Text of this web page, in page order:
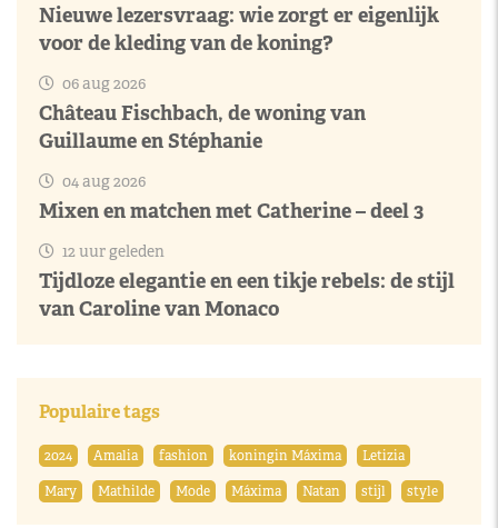
Nieuwe lezersvraag: wie zorgt er eigenlijk
voor de kleding van de koning?
06 aug 2026
Château Fischbach, de woning van
Guillaume en Stéphanie
04 aug 2026
Mixen en matchen met Catherine – deel 3
12 uur geleden
Tijdloze elegantie en een tikje rebels: de stijl
van Caroline van Monaco
Populaire tags
2024 Amalia fashion koningin Máxima
Letizia
Mary
Mathilde Mode Máxima Natan stijl style